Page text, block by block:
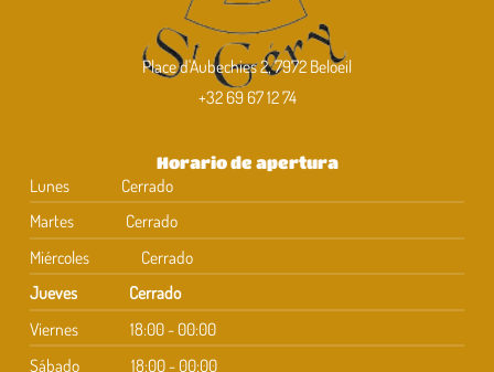
Place d'Aubechies 2, 7972 Beloeil
+32 69 67 12 74
Horario de apertura
Lunes
Cerrado
Martes
Cerrado
Miércoles
Cerrado
Jueves
Cerrado
Viernes
18:00 - 00:00
Sábado
18:00 - 00:00